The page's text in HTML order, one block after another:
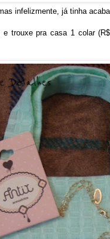
infelizmente, já tinha
trouxe pra casa 1 colar